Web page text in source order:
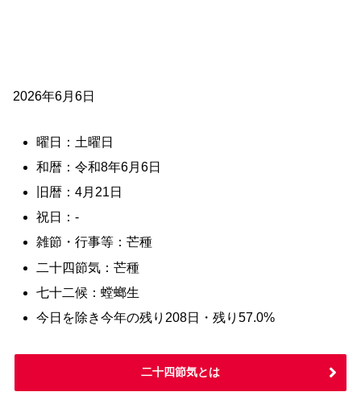
2026年6月6日
曜日：土曜日
和暦：令和8年6月6日
旧暦：4月21日
祝日：-
雑節・行事等：芒種
二十四節気：芒種
七十二候：螳螂生
今日を除き今年の残り208日・残り57.0%
二十四節気とは